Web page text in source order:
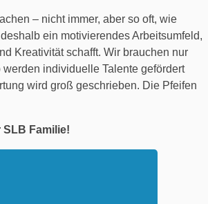
– nicht immer, aber so oft, wie
ein motivierendes Arbeitsumfeld,
Kreativität schafft. Wir brauchen nur
individuelle Talente gefördert
wird groß geschrieben. Die Pfeifen
Familie!